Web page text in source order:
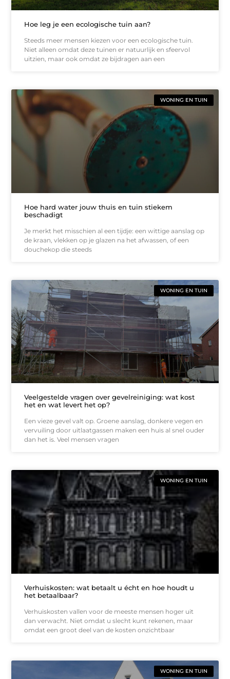
Hoe leg je een ecologische tuin aan?
Steeds meer mensen kiezen voor een ecologische tuin.
Niet alleen omdat deze tuinen er natuurlijk en sfeervol
uitzien, maar ook omdat ze bijdragen aan een
WONING EN TUIN
Hoe hard water jouw thuis en tuin stiekem
beschadigt
Je merkt het misschien al een tijdje: een wittige aanslag op
de kraan, vlekken op je glazen na het afwassen, of een
douchekop die steeds
WONING EN TUIN
Veelgestelde vragen over gevelreiniging: wat kost
het en wat levert het op?
Een vieze gevel valt op. Groene aanslag, donkere vegen en
vervuiling door uitlaatgassen maken een huis al snel ouder
dan het is. Veel mensen vragen
WONING EN TUIN
Verhuiskosten: wat betaalt u écht en hoe houdt u
het betaalbaar?
Verhuiskosten vallen voor de meeste mensen hoger uit
dan verwacht. Niet omdat u slecht kunt rekenen, maar
omdat een groot deel van de kosten onzichtbaar
WONING EN TUIN